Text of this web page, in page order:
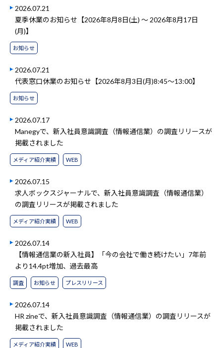
2026.07.21
夏季休業のお知らせ【2026年8月8日(土) ～ 2026年8月17日
(月)】
お知らせ
2026.07.21
代表窓口休業のお知らせ【2026年8月3日(月)8:45～13:00】
お知らせ
2026.07.17
Manegyで、新入社員意識調査（情報通信業）の調査リリースが
掲載されました
メディア紹介実績 WEB
2026.07.15
求人ボックスジャーナルで、新入社員意識調査（情報通信業）
の調査リリースが掲載されました
メディア紹介実績 WEB
2026.07.14
【情報通信業の新入社員】「今の会社で働き続けたい」7年前
より14.4pt増加、過去最高
調査 お知らせ プレスリリース
2026.07.14
HR zineで、新入社員意識調査（情報通信業）の調査リリースが
掲載されました
メディア紹介実績 WEB